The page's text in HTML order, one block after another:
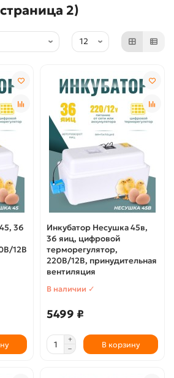
2)
36
12В
Инкубатор Несушка 45в,
36 яиц, цифровой
терморегулятор,
220В/12В, принудительная
вентиляция
В наличии ✓
5499 ₽
В корзину